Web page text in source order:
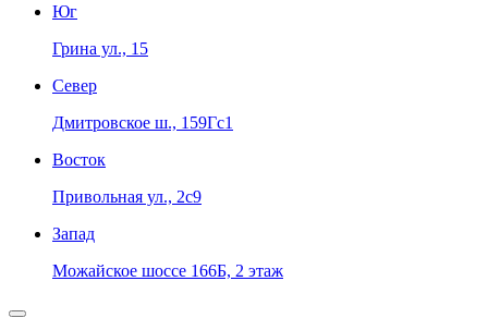
Юг
Грина ул., 15
Север
Дмитровское ш., 159Гс1
Восток
Привольная ул., 2с9
Запад
Можайское шоссе 166Б, 2 этаж